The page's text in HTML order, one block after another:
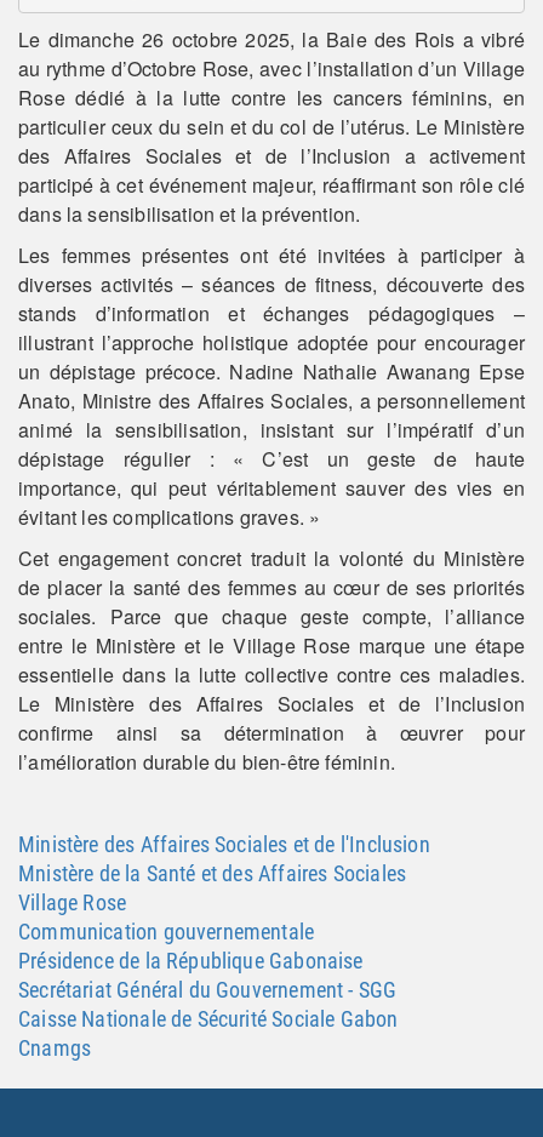
Le dimanche 26 octobre 2025, la Baie des Rois a vibré
au rythme d’Octobre Rose, avec l’installation d’un Village
Rose dédié à la lutte contre les cancers féminins, en
particulier ceux du sein et du col de l’utérus. Le Ministère
des Affaires Sociales et de l’Inclusion a activement
participé à cet événement majeur, réaffirmant son rôle clé
dans la sensibilisation et la prévention.
Les femmes présentes ont été invitées à participer à
diverses activités – séances de fitness, découverte des
stands d’information et échanges pédagogiques –
illustrant l’approche holistique adoptée pour encourager
un dépistage précoce. Nadine Nathalie Awanang Epse
Anato, Ministre des Affaires Sociales, a personnellement
animé la sensibilisation, insistant sur l’impératif d’un
dépistage régulier : « C’est un geste de haute
importance, qui peut véritablement sauver des vies en
évitant les complications graves. »
Cet engagement concret traduit la volonté du Ministère
de placer la santé des femmes au cœur de ses priorités
sociales. Parce que chaque geste compte, l’alliance
entre le Ministère et le Village Rose marque une étape
essentielle dans la lutte collective contre ces maladies.
Le Ministère des Affaires Sociales et de l’Inclusion
confirme ainsi sa détermination à œuvrer pour
l’amélioration durable du bien-être féminin.
Ministère des Affaires Sociales et de l'Inclusion
Mnistère de la Santé et des Affaires Sociales
Village Rose
Communication gouvernementale
Présidence de la République Gabonaise
Secrétariat Général du Gouvernement - SGG
Caisse Nationale de Sécurité Sociale Gabon
Cnamgs